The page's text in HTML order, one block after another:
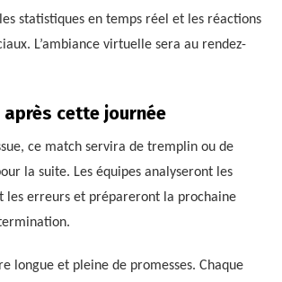
statistiques en temps réel et les réactions
L’ambiance virtuelle sera au rendez-
cette journée
ce match servira de tremplin ou de
la suite. Les équipes analyseront les
les erreurs et prépareront la prochaine
longue et pleine de promesses. Chaque